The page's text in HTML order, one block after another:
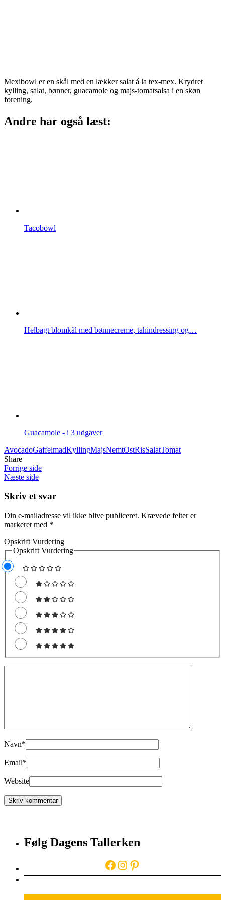
Mexibowl er en skål med en lækker salat á la tex-mex. Krydret
kylling, salat, bønner, guacamole og majs-tomatsalsa i en skøn
forening.
Andre har også læst:
Tacobowl
Helbagt blomkål med bønnecreme, tahindressing og…
Guacamole - i 3 udgaver
AvocadoGaffelmadKyllingMajsNemtOstRisSalatTomat
Share
Forrige side
Næste side
Skriv et svar
Din e-mailadresse vil ikke blive publiceret. Krævede felter er
markeret med *
Opskrift Vurdering
Opskrift Vurdering
Navn*
Email*
Website
Følg Dagens Tallerken
Facebook
Instagram
Pinterest